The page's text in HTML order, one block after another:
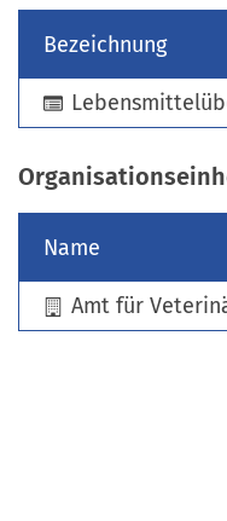
Bezeichnung
Name
Amt für